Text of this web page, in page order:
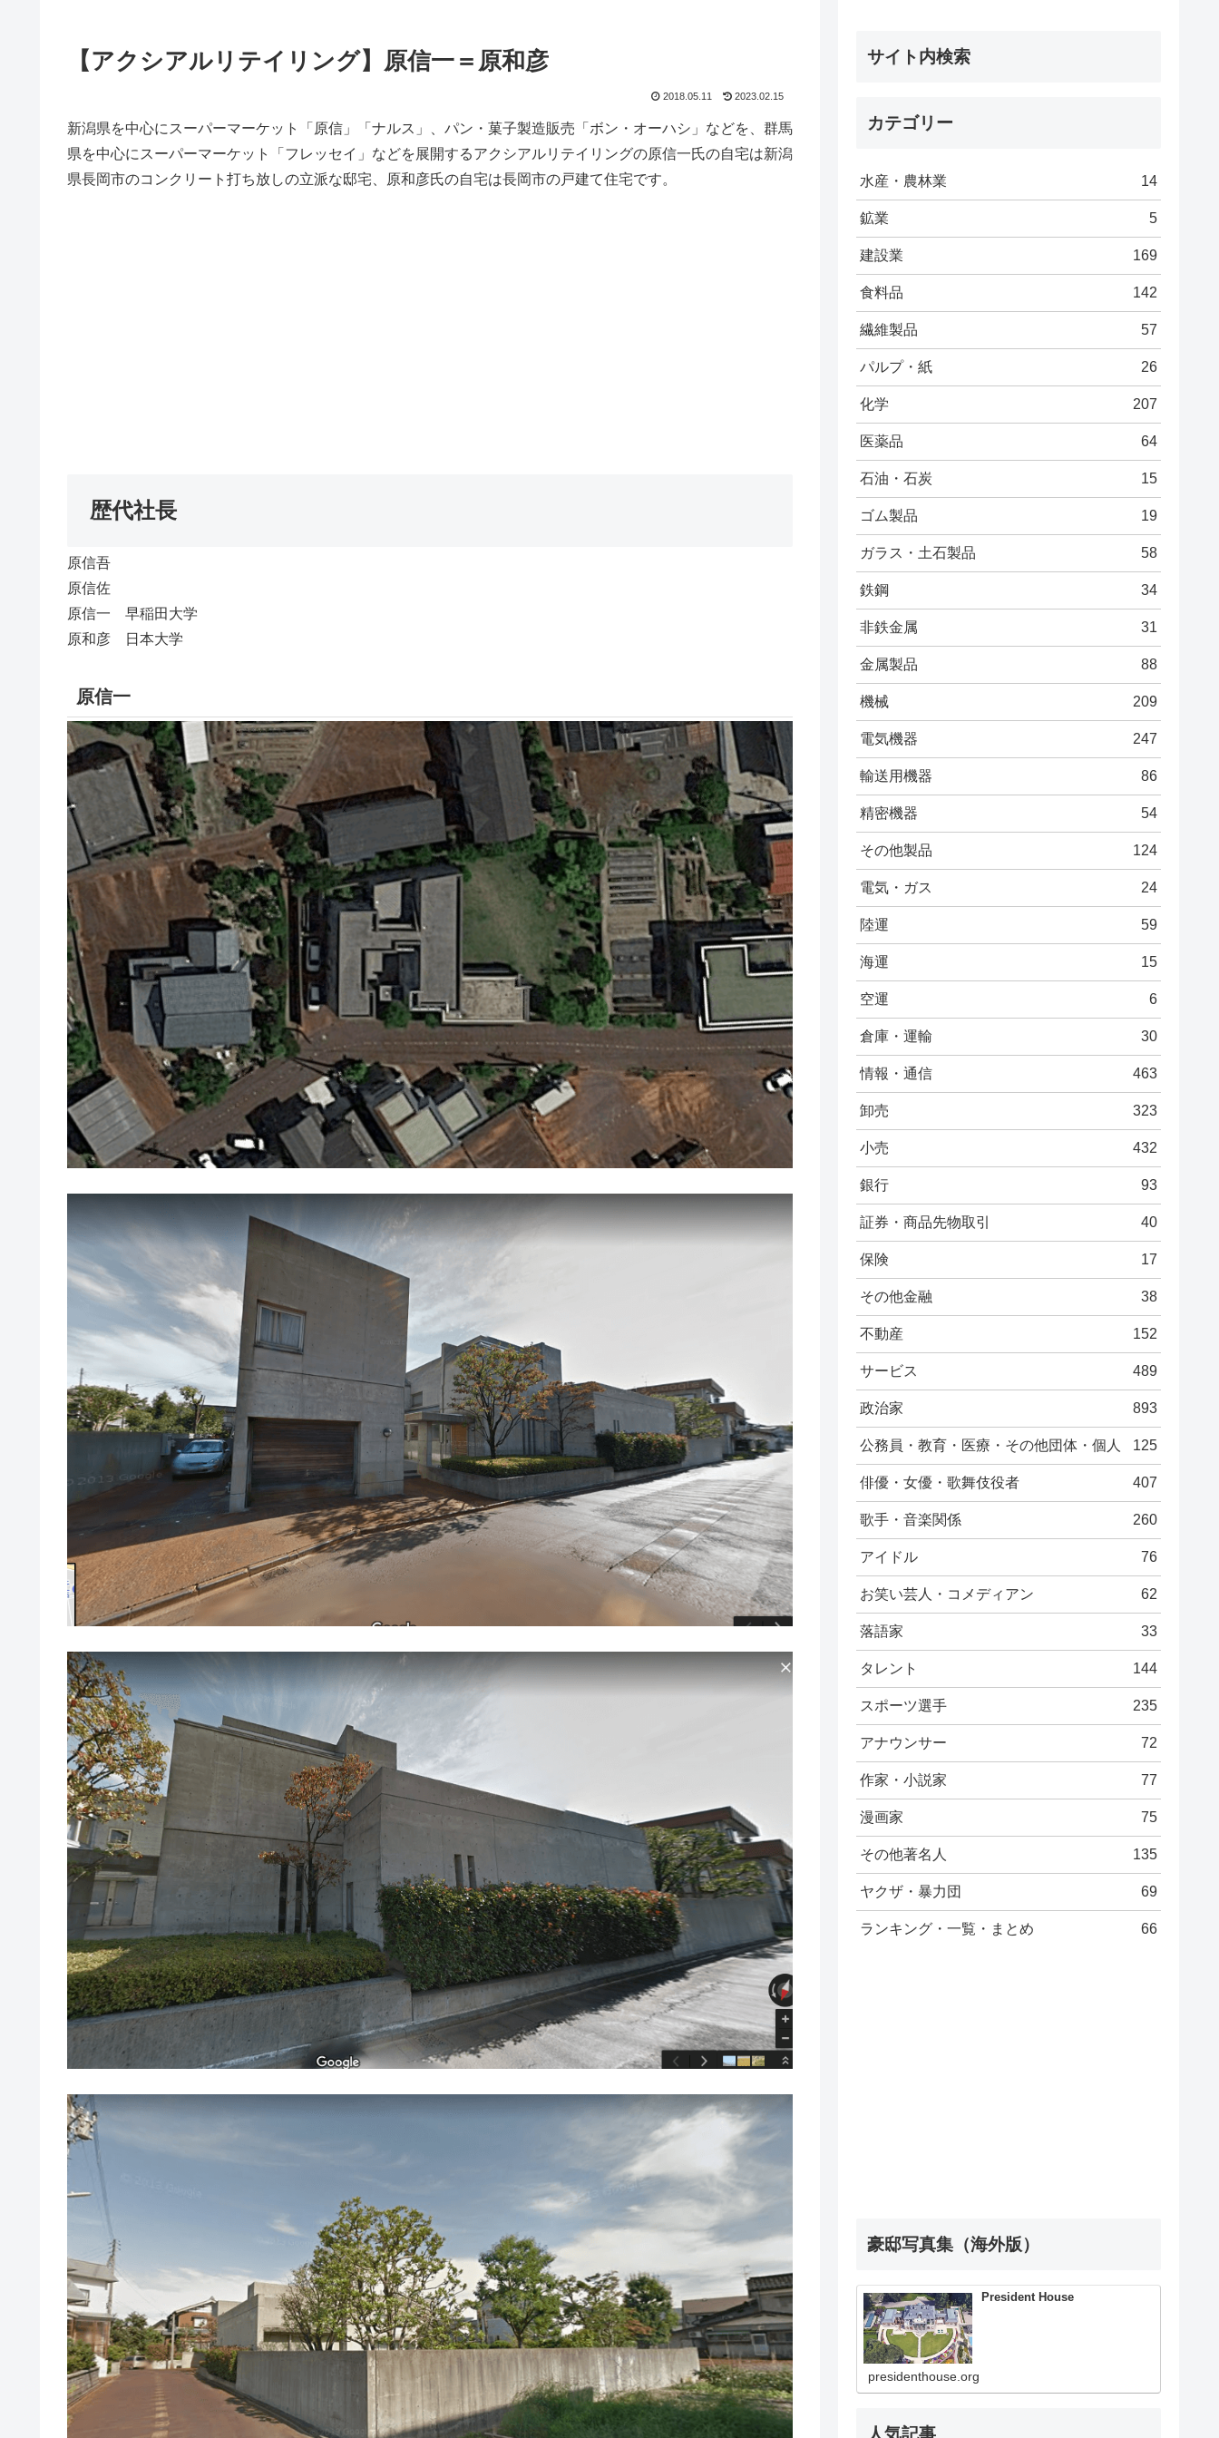
【アクシアルリテイリング】原信一＝原和彦
2018.05.11 2023.02.15
新潟県を中心にスーパーマーケット「原信」「ナルス」、パン・菓子製造販売「ボン・オーハシ」などを、群馬
県を中心にスーパーマーケット「フレッセイ」などを展開するアクシアルリテイリングの原信一氏の自宅は新潟
県長岡市のコンクリート打ち放しの立派な邸宅、原和彦氏の自宅は長岡市の戸建て住宅です。
歴代社長
原信吾
原信佐
原信一 早稲田大学
原和彦 日本大学
原信一
サイト内検索
カテゴリー
水産・農林業 14
鉱業 5
建設業 169
食料品 142
繊維製品 57
パルプ・紙 26
化学 207
医薬品 64
石油・石炭 15
ゴム製品 19
ガラス・土石製品 58
鉄鋼 34
非鉄金属 31
金属製品 88
機械 209
電気機器 247
輸送用機器 86
精密機器 54
その他製品 124
電気・ガス 24
陸運 59
海運 15
空運 6
倉庫・運輸 30
情報・通信 463
卸売 323
小売 432
銀行 93
証券・商品先物取引 40
保険 17
その他金融 38
不動産 152
サービス 489
政治家 893
公務員・教育・医療・その他団体・個人 125
俳優・女優・歌舞伎役者 407
歌手・音楽関係 260
アイドル 76
お笑い芸人・コメディアン 62
落語家 33
タレント 144
スポーツ選手 235
アナウンサー 72
作家・小説家 77
漫画家 75
その他著名人 135
ヤクザ・暴力団 69
ランキング・一覧・まとめ 66
豪邸写真集（海外版）
President House
presidenthouse.org
人気記事